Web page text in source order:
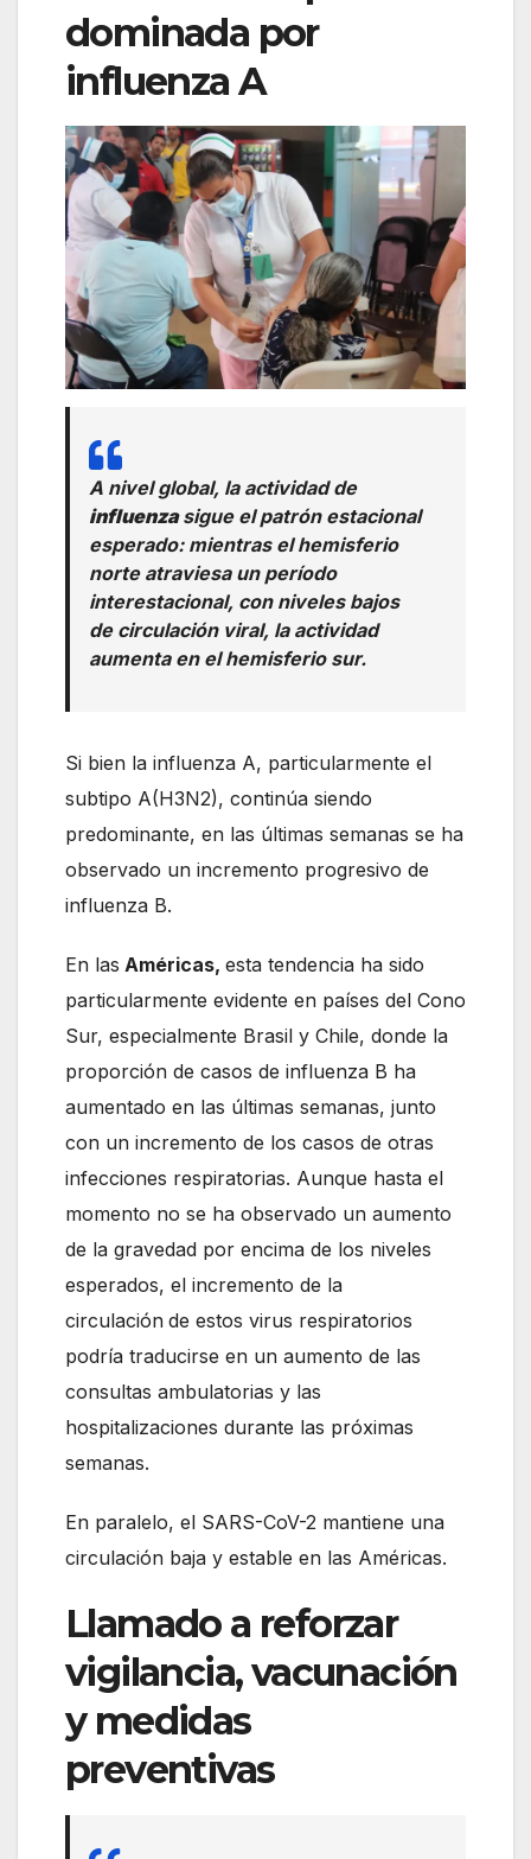
dominada por
influenza A
A nivel global, la actividad de
influenzasigue el patrón estacional
esperado: mientras el hemisferio
norte atraviesa un período
interestacional, con niveles bajos
de circulación viral, la actividad
aumenta en el hemisferio sur.
Si bien la influenza A, particularmente el
subtipo A(H3N2), continúa siendo
predominante, en las últimas semanas se ha
observado un incremento progresivo de
influenza B.
En las Américas, esta tendencia ha sido
particularmente evidente en países del Cono
Sur, especialmente Brasil y Chile, donde la
proporción de casos de influenza B ha
aumentado en las últimas semanas, junto
con un incremento de los casos de otras
infecciones respiratorias. Aunque hasta el
momento no se ha observado un aumento
de la gravedad por encima de los niveles
esperados, el incremento de la
circulación de estos virus respiratorios
podría traducirse en un aumento de las
consultas ambulatorias y las
hospitalizaciones durante las próximas
semanas.
En paralelo, el SARS-CoV-2 mantiene una
circulación baja y estable en las Américas.
Llamado a reforzar
vigilancia, vacunación
y medidas
preventivas